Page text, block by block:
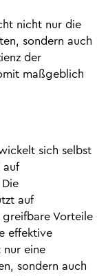
nicht nur die
sondern auch
der
maßgeblich
sich selbst
auf
auf
greifbare Vorteile
effektive
nur eine
sondern auch